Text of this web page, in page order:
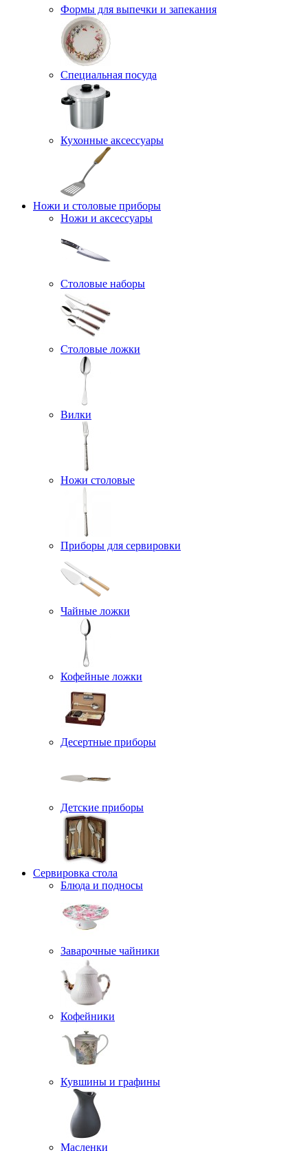
Формы для выпечки и запекания
Специальная посуда
Кухонные аксессуары
Ножи и столовые приборы
Ножи и аксессуары
Столовые наборы
Столовые ложки
Вилки
Ножи столовые
Приборы для сервировки
Чайные ложки
Кофейные ложки
Десертные приборы
Детские приборы
Сервировка стола
Блюда и подносы
Заварочные чайники
Кофейники
Кувшины и графины
Масленки